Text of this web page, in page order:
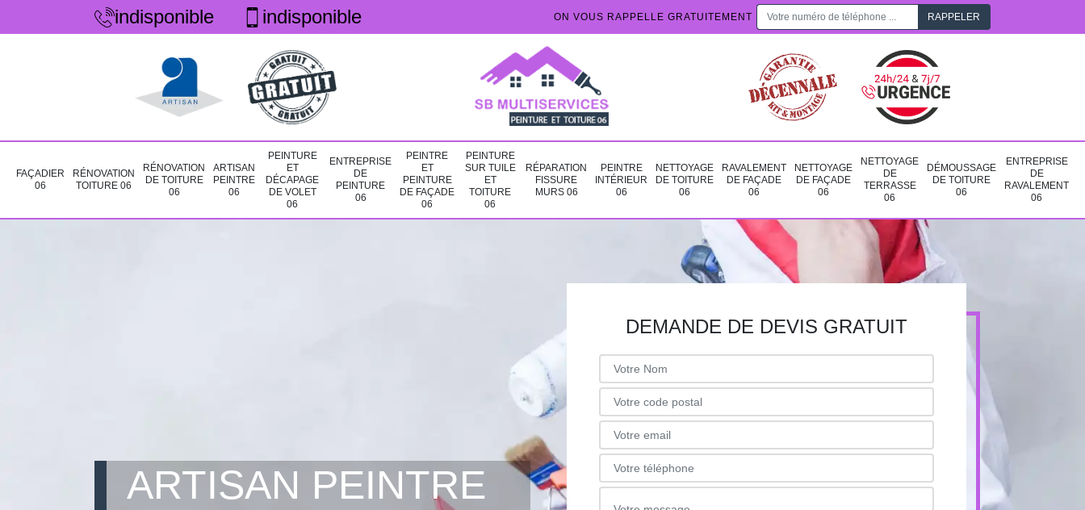
indisponible indisponible ON VOUS RAPPELLE GRATUITEMENT
FAÇADIER
06
RÉNOVATION
TOITURE 06
RÉNOVATION
DE TOITURE
06
ARTISAN
PEINTRE
06
PEINTURE
ET
DÉCAPAGE
DE VOLET
06
ENTREPRISE
DE
PEINTURE
06
PEINTRE
ET
PEINTURE
DE FAÇADE
06
PEINTURE
SUR TUILE
ET
TOITURE
06
RÉPARATION
FISSURE
MURS 06
PEINTRE
INTÉRIEUR
06
NETTOYAGE
DE TOITURE
06
RAVALEMENT
DE FAÇADE
06
NETTOYAGE
DE FAÇADE
06
NETTOYAGE
DE
TERRASSE
06
DÉMOUSSAGE
DE TOITURE
06
ENTREPRISE
DE
RAVALEMENT
06
ARTISAN PEINTRE
DEMANDE DE DEVIS GRATUIT